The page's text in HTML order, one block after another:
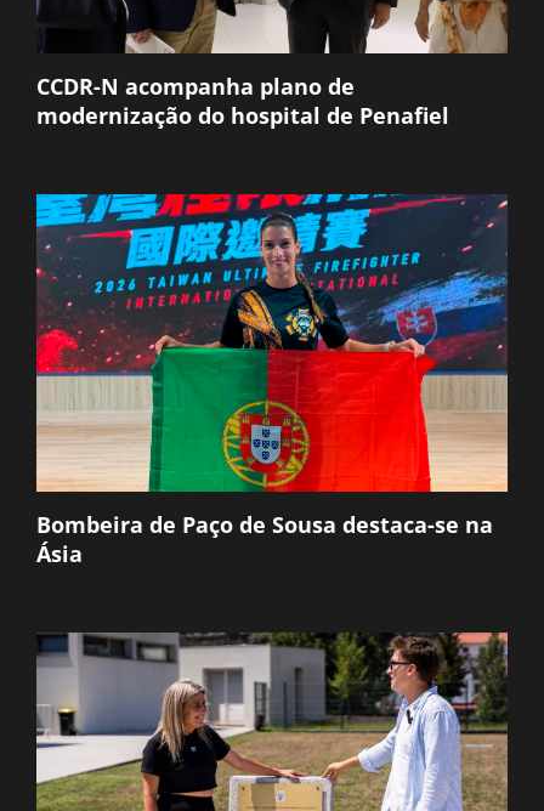
CCDR-N acompanha plano de
modernização do hospital de Penafiel
Bombeira de Paço de Sousa destaca-se na
Ásia